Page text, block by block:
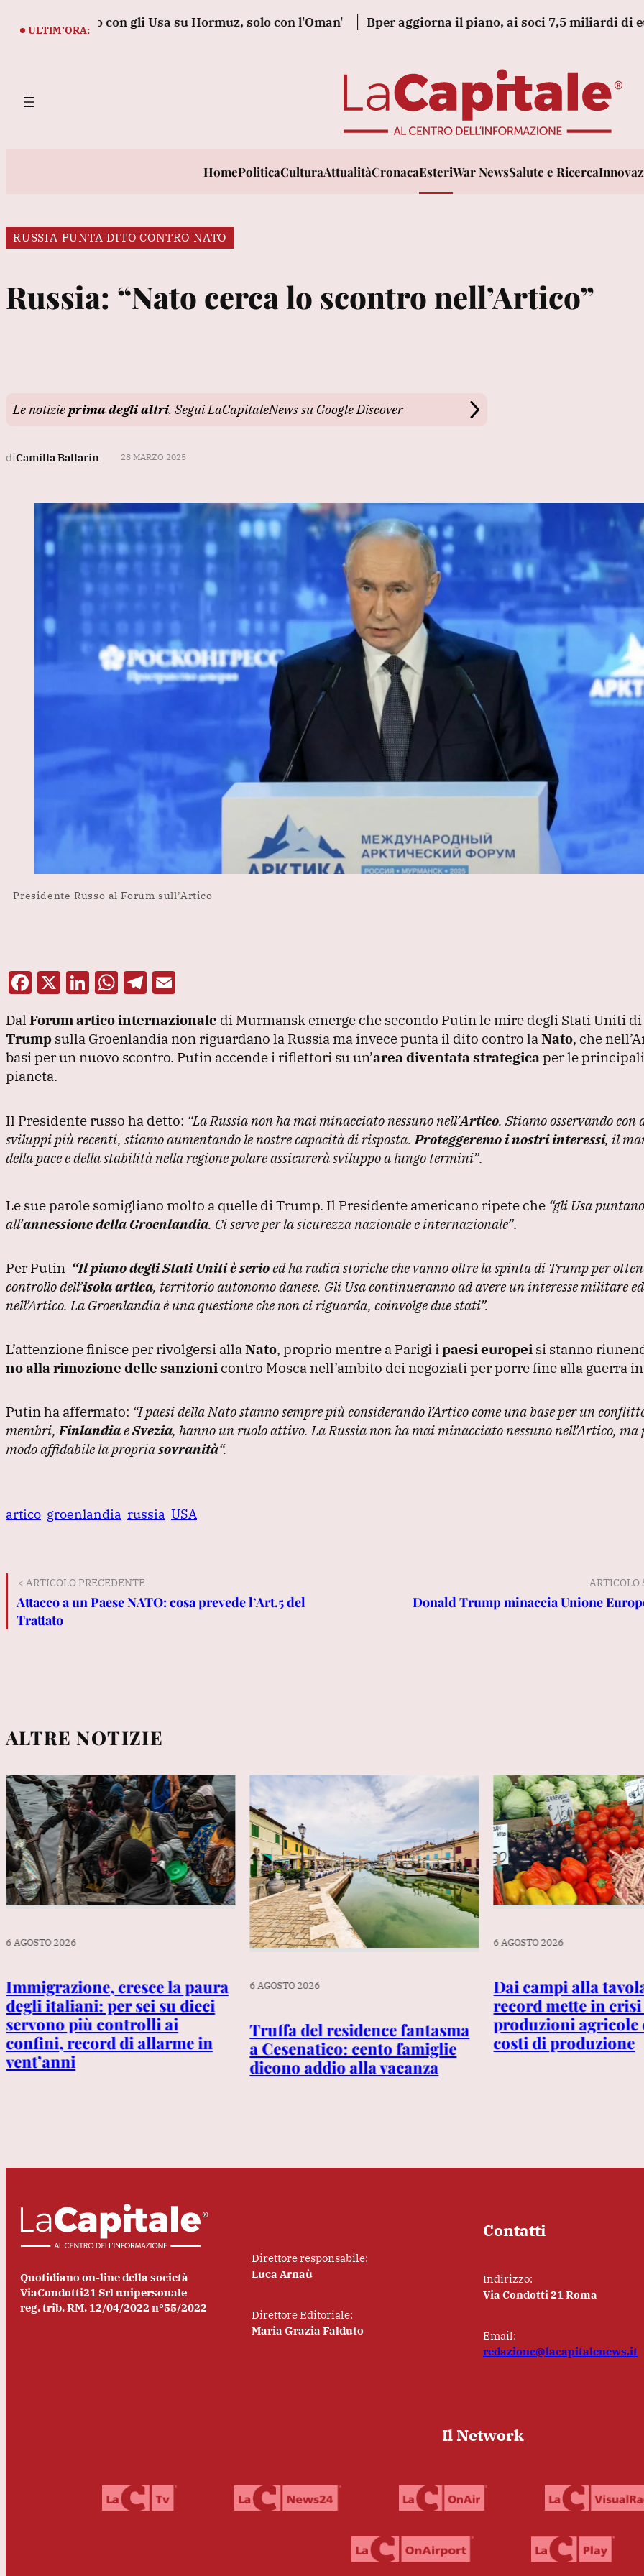
ULTIM’ORA:
con gli Usa su Hormuz, solo con l'Oman' Bper aggiorna il piano, ai soci 7,5 miliardi di euro
HomePoliticaCulturaAttualitàCronacaEsteriWar NewsSalute e Ricerca
RUSSIA PUNTA DITO CONTRO NATO
Russia: “Nato cerca lo scontro nell’Artico”
Le notizieprima degli altri. Segui LaCapitaleNews su Google Discover
diCamilla Ballarin 28 MARZO 2025
Presidente Russo al Forum sull’Artico
F
c
e
b
o
k
X Li
k
e
W
at
s
p
T
e
gr
ai
l
Dal Forum artico internazionale di Murmansk emerge che secondo Putin le mire degli Stati Uniti di
Trump sulla Groenlandia non riguardano la Russia ma invece punta il dito contro laNato, che
basi per un nuovo scontro. Putin accende i riflettori su un’area diventata strategica per le
pianeta.
Il Presidente russo ha detto: “La Russia non ha mai minacciato nessuno nell’Artico. Stiamo osservando con
sviluppi più recenti, stiamo aumentando le nostre capacità di risposta. Proteggeremo i nostri interessi, il
della pace e della stabilità nella regione polare assicurerà sviluppo a lungo termini”.
Le sue parole somigliano molto a quelle di Trump. Il Presidente americano ripete che “gli Usa puntano
all’annessione della Groenlandia. Ci serve per la sicurezza nazionale e internazionale”.
Per Putin “Il piano degli Stati Uniti è serioed ha radici storiche che vanno oltre la spinta di Trump per
controllo dell’isola artica, territorio autonomo danese. Gli Usa continueranno ad avere un interesse militare
nell’Artico. La Groenlandia è una questione che non ci riguarda, coinvolge due stati”.
L’attenzione finisce per rivolgersi alla Nato, proprio mentre a Parigi i paesi europei si stanno
no alla rimozione delle sanzioni contro Mosca nell’ambito dei negoziati per porre fine alla guerra
Putin ha affermato: “I paesi della Nato stanno sempre più considerando l’Artico come una base per un
membri,FinlandiaeSvezia, hanno un ruolo attivo.La Russia non ha mai minacciato nessuno nell’Artico,
modo affidabile la propriasovranità“.
artico groenlandia russia USA
< ARTICOLO PRECEDENTE
Attacco a un Paese NATO: cosa prevede l’Art.5 del
Trattato
ARTICOLO
Donald Trump minaccia Unione
ALTRE NOTIZIE
6 AGOSTO 2026
Immigrazione, cresce la paura
degli italiani: per sei su dieci
servono più controlli ai
confini, record di allarme in
vent’anni
6 AGOSTO 2026
Truffa del residence fantasma
a Cesenatico: cento famiglie
dicono addio alla vacanza
6 AGOSTO 2026
Dai campi alla
record mette in
produzioni agricole
costi di produzione
Quotidiano on-line della società
ViaCondotti21 Srl unipersonale
reg. trib. RM. 12/04/2022 n°55/2022
Direttore responsabile:
Luca Arnaù
Direttore Editoriale:
Maria Grazia Falduto
Contatti
Indirizzo:
Via Condotti 21 Roma
Email:
redazione@lacapitalenews.it
Il Network